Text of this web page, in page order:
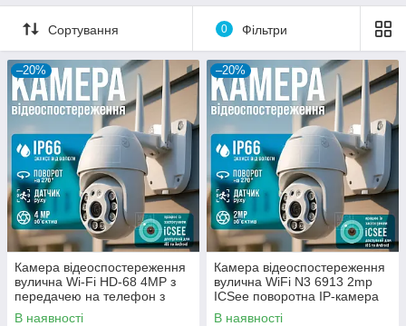
Сортування 0 Фільтри
–20%
Камера відеоспостереження
вулична Wi-Fi HD-68 4MP з
передачею на телефон з
нічним режимом
В наявності
–20%
Камера відеоспостереження
вулична WiFi N3 6913 2mp
ICSee поворотна IP-камера
для будинку, для дачі
В наявності